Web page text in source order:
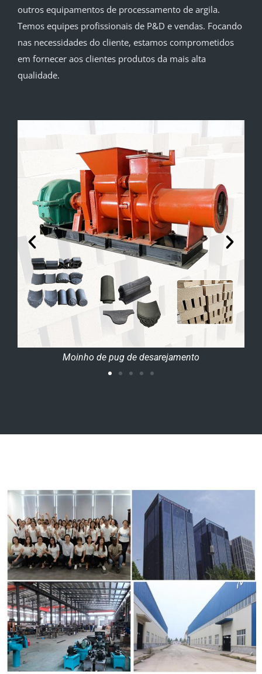
outros equipamentos de processamento de argila.
Temos equipes profissionais de P&D e vendas. Focando
nas necessidades do cliente, estamos comprometidos
em fornecer aos clientes produtos da mais alta
qualidade.
Extrusora Pugmill